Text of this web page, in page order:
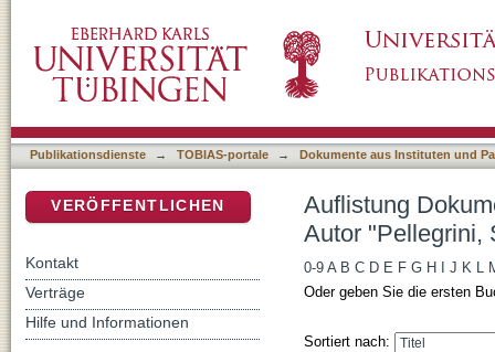
Publikationsdienste → TOBIAS-portale → Dokumente aus Instituten und
Auflistung
Autor "Pellegrini,
0-9 A B C D E F G H J K L
Oder geben Sie die ersten
Sortiert nach:
VERÖFFENTLICHEN
Kontakt
Verträge
Hilfe und Informationen